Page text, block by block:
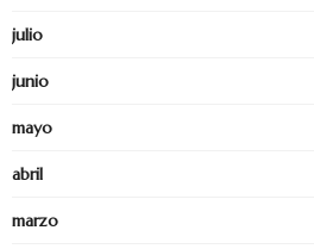
julio
junio
mayo
abril
marzo